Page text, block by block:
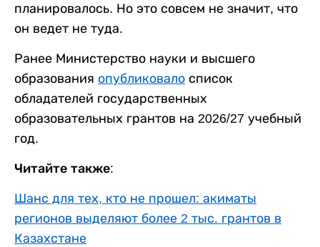
планировалось. Но это совсем не значит, что
он ведет не туда.
Ранее Министерство науки и высшего
образования опубликовало список
обладателей государственных
образовательных грантов на 2026/27 учебный
год.
Читайте также:
Шанс для тех, кто не прошел: акиматы
регионов выделяют более 2 тыс. грантов в
Казахстане